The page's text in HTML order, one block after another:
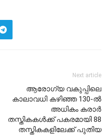
Next article
ആരോഗ്യ വകുപ്പിലെ
കാലാവധി കഴിഞ്ഞ 130-ൽ
അധികം കരാർ
തസ്തികകൾക്ക് പകരമായി 88
തസ്തികകളിലേക്ക് പുതിയ